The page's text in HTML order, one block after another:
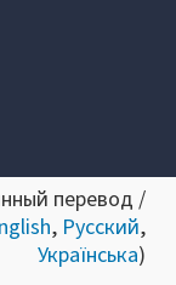
перевод /
, Русский,
Українська)